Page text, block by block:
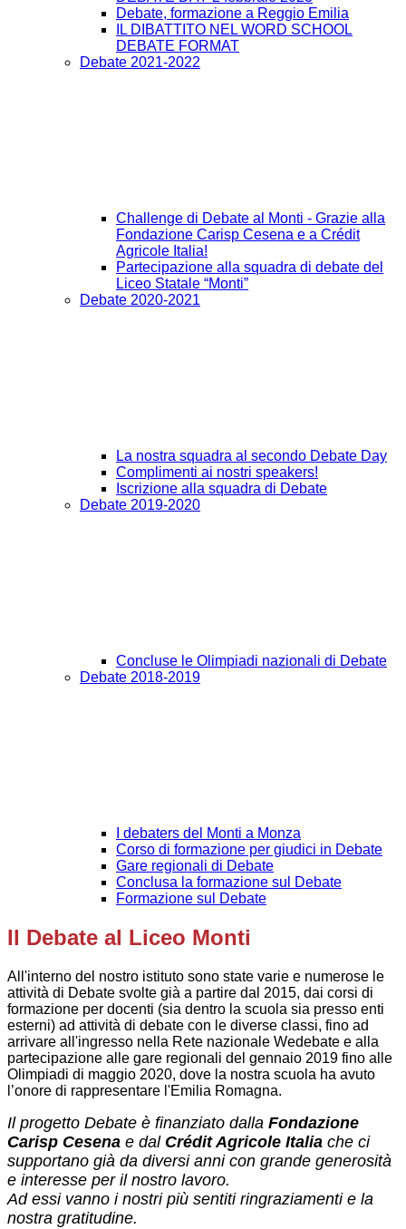
Debate, formazione a Reggio Emilia
IL DIBATTITO NEL WORD SCHOOL
DEBATE FORMAT
Debate 2021-2022
Challenge di Debate al Monti - Grazie alla
Fondazione Carisp Cesena e a Crédit
Agricole Italia!
Partecipazione alla squadra di debate del
Liceo Statale “Monti”
Debate 2020-2021
La nostra squadra al secondo Debate Day
Complimenti ai nostri speakers!
Iscrizione alla squadra di Debate
Debate 2019-2020
Concluse le Olimpiadi nazionali di Debate
Debate 2018-2019
I debaters del Monti a Monza
Corso di formazione per giudici in Debate
Gare regionali di Debate
Conclusa la formazione sul Debate
Formazione sul Debate
Il Debate al Liceo Monti
All'interno del nostro istituto sono state varie e numerose le
attività di Debate svolte già a partire dal 2015, dai corsi di
formazione per docenti (sia dentro la scuola sia presso enti
esterni) ad attività di debate con le diverse classi, fino ad
arrivare all'ingresso nella Rete nazionale Wedebate e alla
partecipazione alle gare regionali del gennaio 2019 fino alle
Olimpiadi di maggio 2020, dove la nostra scuola ha avuto
l’onore di rappresentare l'Emilia Romagna.
Il progetto Debate è finanziato dalla Fondazione
Carisp Cesena e dal Crédit Agricole Italia che ci
supportano già da diversi anni con grande generosità
e interesse per il nostro lavoro.
Ad essi vanno i nostri più sentiti ringraziamenti e la
nostra gratitudine.